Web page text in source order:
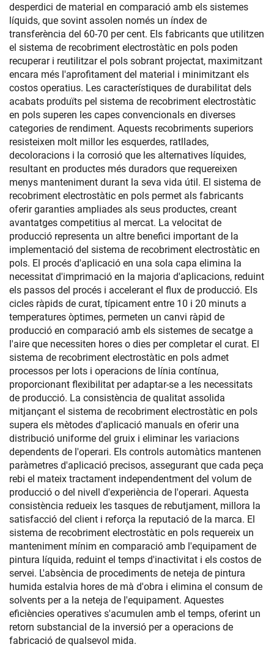
desperdici de material en comparació amb els sistemes
líquids, que sovint assolen només un índex de
transferència del 60-70 per cent. Els fabricants que utilitzen
el sistema de recobriment electrostàtic en pols poden
recuperar i reutilitzar el pols sobrant projectat, maximitzant
encara més l'aprofitament del material i minimitzant els
costos operatius. Les característiques de durabilitat dels
acabats produïts pel sistema de recobriment electrostàtic
en pols superen les capes convencionals en diverses
categories de rendiment. Aquests recobriments superiors
resisteixen molt millor les esquerdes, ratllades,
decoloracions i la corrosió que les alternatives líquides,
resultant en productes més duradors que requereixen
menys manteniment durant la seva vida útil. El sistema de
recobriment electrostàtic en pols permet als fabricants
oferir garanties ampliades als seus productes, creant
avantatges competitius al mercat. La velocitat de
producció representa un altre benefici important de la
implementació del sistema de recobriment electrostàtic en
pols. El procés d'aplicació en una sola capa elimina la
necessitat d'imprimació en la majoria d'aplicacions, reduint
els passos del procés i accelerant el flux de producció. Els
cicles ràpids de curat, típicament entre 10 i 20 minuts a
temperatures òptimes, permeten un canvi ràpid de
producció en comparació amb els sistemes de secatge a
l'aire que necessiten hores o dies per completar el curat. El
sistema de recobriment electrostàtic en pols admet
processos per lots i operacions de línia contínua,
proporcionant flexibilitat per adaptar-se a les necessitats
de producció. La consistència de qualitat assolida
mitjançant el sistema de recobriment electrostàtic en pols
supera els mètodes d'aplicació manuals en oferir una
distribució uniforme del gruix i eliminar les variacions
dependents de l'operari. Els controls automàtics mantenen
paràmetres d'aplicació precisos, assegurant que cada peça
rebi el mateix tractament independentment del volum de
producció o del nivell d'experiència de l'operari. Aquesta
consistència redueix les tasques de rebutjament, millora la
satisfacció del client i reforça la reputació de la marca. El
sistema de recobriment electrostàtic en pols requereix un
manteniment mínim en comparació amb l'equipament de
pintura líquida, reduint el temps d'inactivitat i els costos de
servei. L'absència de procediments de neteja de pintura
humida estalvia hores de mà d'obra i elimina el consum de
solvents per a la neteja de l'equipament. Aquestes
eficiències operatives s'acumulen amb el temps, oferint un
retorn substancial de la inversió per a operacions de
fabricació de qualsevol mida.